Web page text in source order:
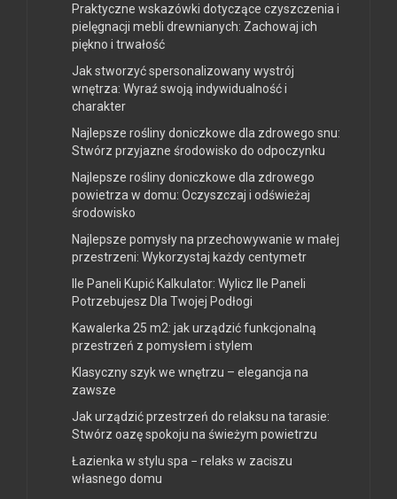
Praktyczne wskazówki dotyczące czyszczenia i
pielęgnacji mebli drewnianych: Zachowaj ich
piękno i trwałość
Jak stworzyć spersonalizowany wystrój
wnętrza: Wyraź swoją indywidualność i
charakter
Najlepsze rośliny doniczkowe dla zdrowego snu:
Stwórz przyjazne środowisko do odpoczynku
Najlepsze rośliny doniczkowe dla zdrowego
powietrza w domu: Oczyszczaj i odświeżaj
środowisko
Najlepsze pomysły na przechowywanie w małej
przestrzeni: Wykorzystaj każdy centymetr
Ile Paneli Kupić Kalkulator: Wylicz Ile Paneli
Potrzebujesz Dla Twojej Podłogi
Kawalerka 25 m2: jak urządzić funkcjonalną
przestrzeń z pomysłem i stylem
Klasyczny szyk we wnętrzu – elegancja na
zawsze
Jak urządzić przestrzeń do relaksu na tarasie:
Stwórz oazę spokoju na świeżym powietrzu
Łazienka w stylu spa − relaks w zaciszu
własnego domu